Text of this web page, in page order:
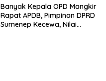
Banyak Kepala OPD Mangkir
Rapat APDB, Pimpinan DPRD
Sumenep Kecewa, Nilai